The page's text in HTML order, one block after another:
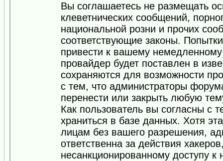
Вы соглашаетесь не размещать
клеветнических сообщений,
национальной розни и прочих
соответствующие законы.
привести к вашему
провайдер будет поставлен в
сохраняются для возможности
с тем, что администраторы
перенести или закрыть любую
Как пользователь вы согласны с
храниться в базе данных. Хотя
лицам без вашего разрешения,
ответственна за действия
несанкционированному доступу к